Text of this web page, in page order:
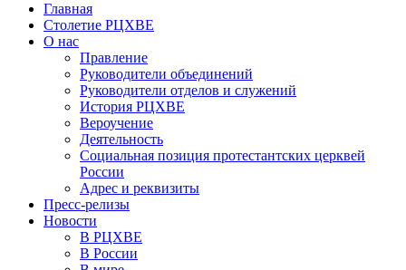
Главная
Столетие РЦХВЕ
О нас
Правление
Руководители объединений
Руководители отделов и служений
История РЦХВЕ
Вероучение
Деятельность
Социальная позиция протестантских церквей
России
Адрес и реквизиты
Пресс-релизы
Новости
В РЦХВЕ
В России